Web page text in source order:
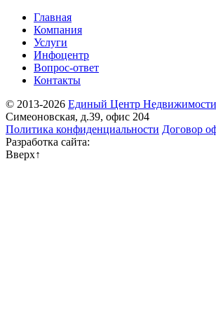
Главная
Компания
Услуги
Инфоцентр
Вопрос-ответ
Контакты
© 2013-2026 Единый Центр Недвижимости
Симеоновская, д.39, офис 204
Политика конфиденциальности Договор
Разработка сайта:
Вверх↑